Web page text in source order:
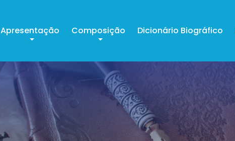
Apresentação Composição Dicionário Biográfico